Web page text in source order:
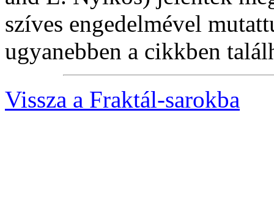
szíves engedelmével
ugyanebben a cikkben
Vissza a Fraktál-sarokba